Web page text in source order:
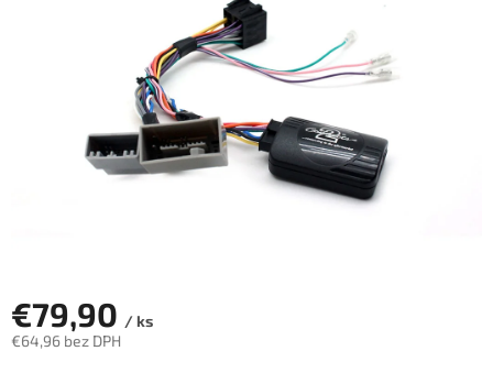
€79,90 / ks
€64,96 bez DPH